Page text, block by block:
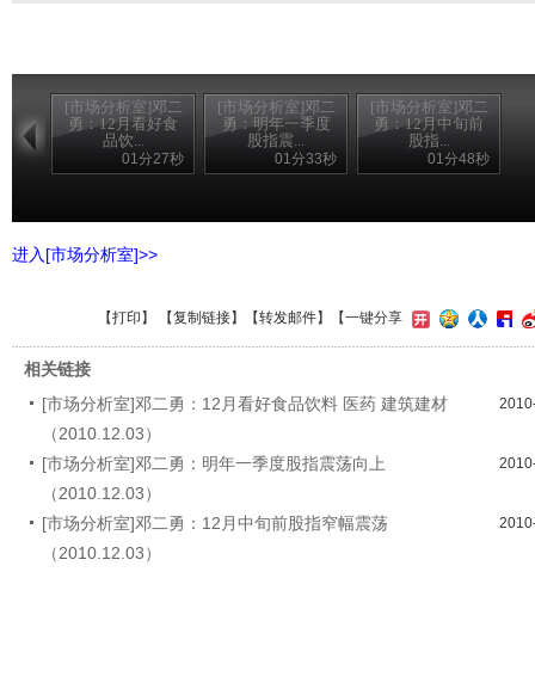
[市场分析室]邓二
勇：12月看好食
品饮...
01分27秒
[市场分析室]邓二
勇：明年一季度
股指震...
01分33秒
[市场分析室]邓二
勇：12月中旬前
股指...
01分48秒
进入[市场分析室]>>
【打印 】 【复制链接】【转发邮件】 【一键分享
相关链接
[市场分析室]邓二勇：12月看好食品饮料 医药 建筑建材
（2010.12.03）
[市场分析室]邓二勇：明年一季度股指震荡向上
（2010.12.03）
[市场分析室]邓二勇：12月中旬前股指窄幅震荡
（2010.12.03）